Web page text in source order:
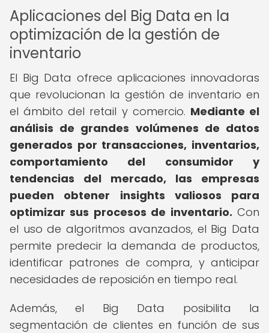
Aplicaciones del Big Data en la
optimización de la gestión de
inventario
El Big Data ofrece aplicaciones innovadoras
que revolucionan la gestión de inventario en
el ámbito del retail y comercio. Mediante el
análisis de grandes volúmenes de datos
generados por transacciones, inventarios,
comportamiento del consumidor y
tendencias del mercado, las empresas
pueden obtener insights valiosos para
optimizar sus procesos de inventario. Con
el uso de algoritmos avanzados, el Big Data
permite predecir la demanda de productos,
identificar patrones de compra, y anticipar
necesidades de reposición en tiempo real.
Además, el Big Data posibilita la
segmentación de clientes en función de sus